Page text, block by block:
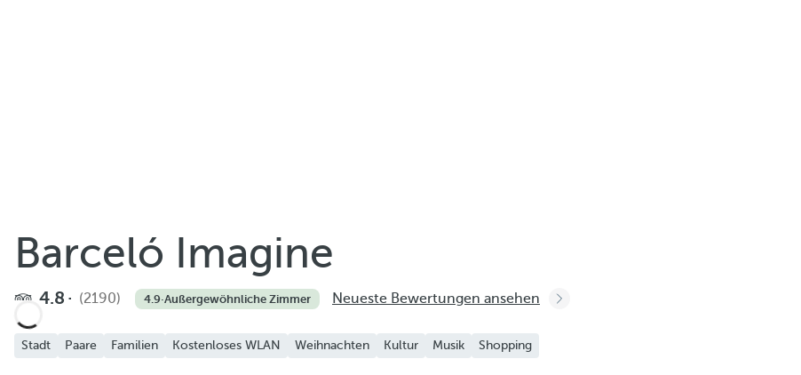
Zu Favoriten hinzufügen
Barceló Imagine
4.8 (2190) 4.9·Außergewöhnliche Zimmer Neueste Bewertungen ansehen
Stadt Paare Familien Kostenloses WLAN Weihnachten Kultur Musik Shopping